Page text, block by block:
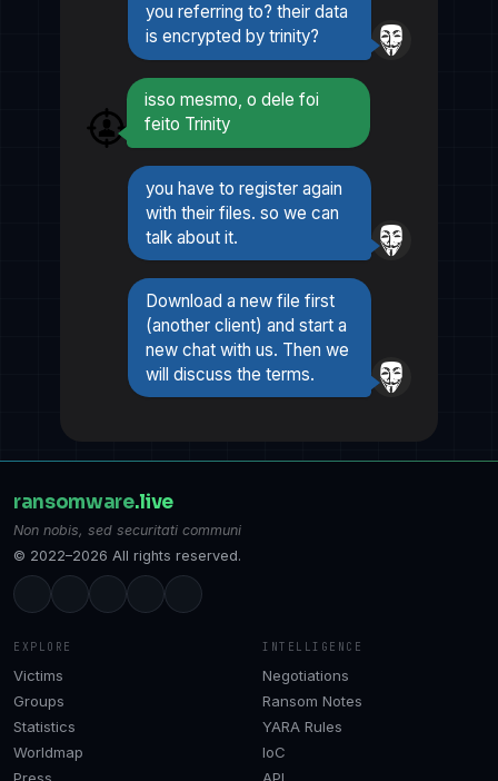
you referring to? their data
is encrypted by trinity?
isso mesmo, o dele foi
feito Trinity
you have to register again
with their files. so we can
talk about it.
Download a new file first
(another client) and start a
new chat with us. Then we
will discuss the terms.
ransomware.live
Non nobis, sed securitati communi
© 2022–2026 All rights reserved.
EXPLORE
Victims
Groups
Statistics
Worldmap
INTELLIGENCE
Negotiations
Ransom Notes
YARA Rules
IoC